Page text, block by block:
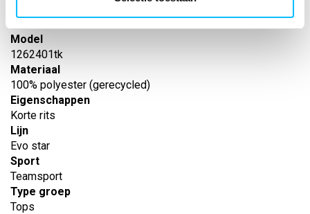
Model
1262401tk
Materiaal
100% polyester (gerecycled)
Eigenschappen
Korte rits
Lijn
Evo star
Sport
Teamsport
Type groep
Tops